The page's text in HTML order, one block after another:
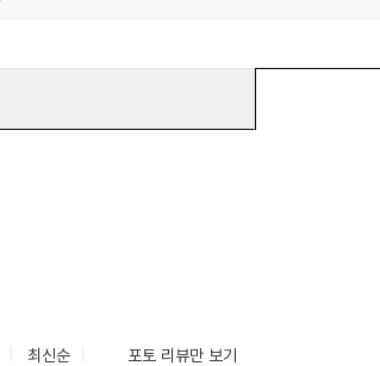
최신순 포토 리뷰만 보기